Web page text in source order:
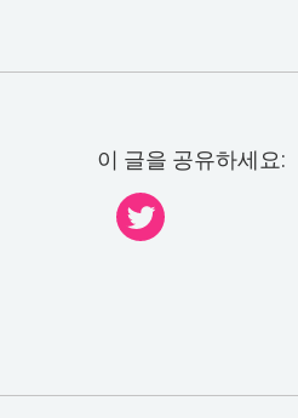
이 글을 공유하세요: